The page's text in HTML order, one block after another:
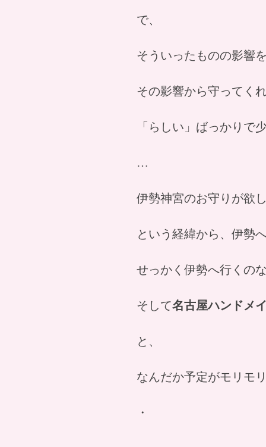
で、
そういったものの影響
その影響から守ってく
「らしい」ばっかりで
…
伊勢神宮のお守りが欲
という経緯から、伊勢
せっかく伊勢へ行くの
そして名古屋ハンドメ
と、
なんだか予定がモリモ
・